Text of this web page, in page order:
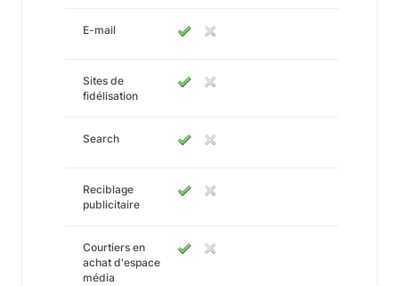
E-mail
Sites de
fidélisation
Search
Reciblage
publicitaire
Courtiers en
achat d'espace
média